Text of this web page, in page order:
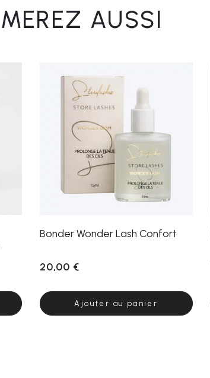
AUSSI
Bonder Wonder Lash Confort
20,00 €
Ajouter au panier